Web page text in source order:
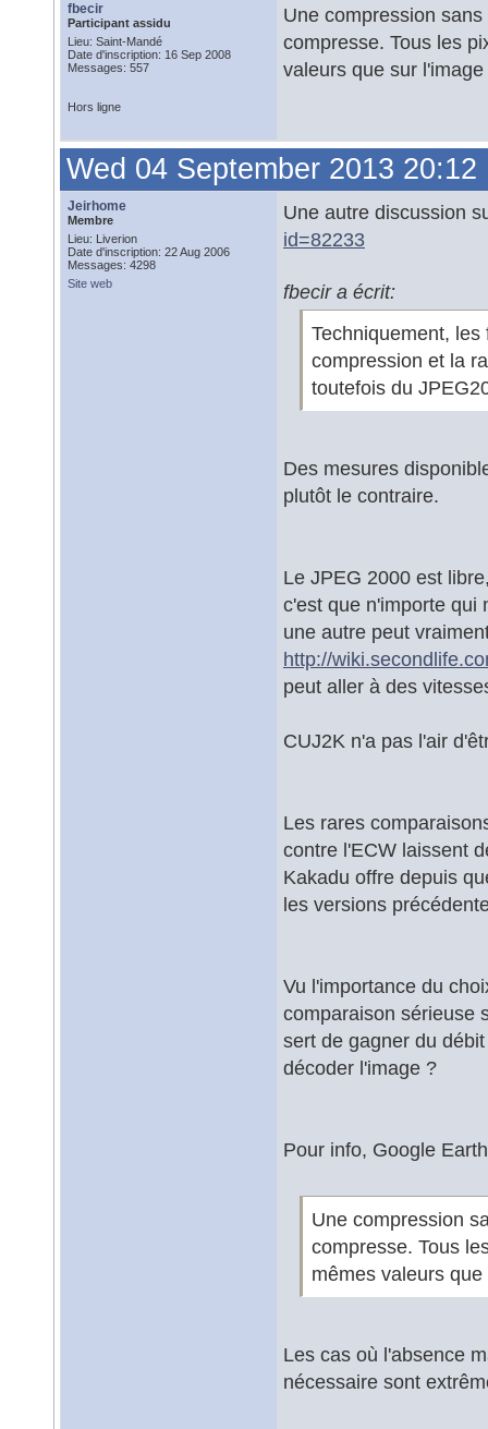
fbecir
Participant assidu
Lieu: Saint-Mandé
Date d'inscription: 16 Sep 2008
Messages: 557
Une compression
compresse. Tous les
valeurs que sur
Hors ligne
Wed 04 September 2013 20:12
Jeirhome
Membre
Lieu: Liverion
Date d'inscription: 22 Aug 2006
Messages: 4298
Site web
Une autre discussion
id=82233
fbecir a écrit:
Techniquement,
compression et la
toutefois du
Des mesures
plutôt le contraire.
Le JPEG 2000 est
c'est que n'importe qui
une autre peut
http://
peut aller à des
CUJ2K n'a pas l'air
Les rares
contre l'ECW laissent
Kakadu offre depuis
les versions
Vu l'importance du
comparaison sérieuse
sert de gagner du
décoder l'image ?
Pour info, Google
Une compression
compresse. Tous
mêmes valeurs
Les cas où l'absence
nécessaire sont